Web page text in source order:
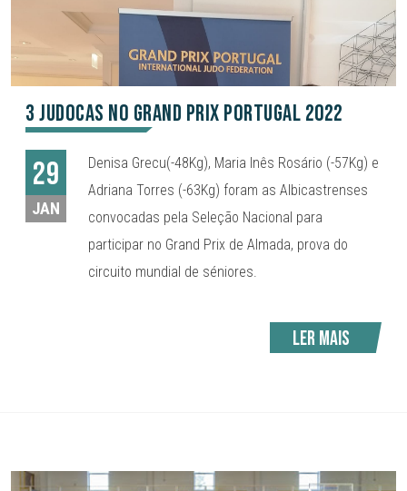
3 judocas no Grand Prix Portugal 2022
29
JAN
Denisa Grecu(-48Kg), Maria Inês Rosário (-57Kg) e
Adriana Torres (-63Kg) foram as Albicastrenses
convocadas pela Seleção Nacional para
participar no Grand Prix de Almada, prova do
circuito mundial de séniores.
Ler mais